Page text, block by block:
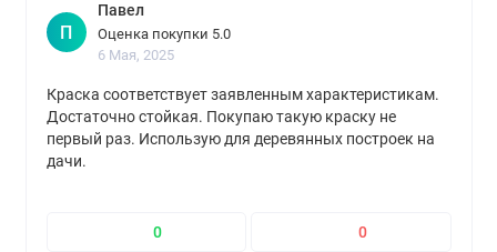
П
Павел
Оценка покупки 5.0
6 Мая, 2025
Краска соответствует заявленным характеристикам.
Достаточно стойкая. Покупаю такую краску не
первый раз. Использую для деревянных построек на
дачи.
0 0